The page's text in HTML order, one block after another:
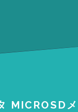
MICROSD